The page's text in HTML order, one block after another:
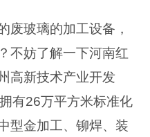
废玻璃的加工设备，
不妨了解一下河南红
高新技术产业开发
有26万平方米标准化
型金加工、铆焊、装